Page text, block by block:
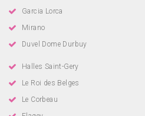
Garcia Lorca
Mirano
Duvel Dome Durbuy
Halles Saint-Gery
Le Roi des Belges
Le Corbeau